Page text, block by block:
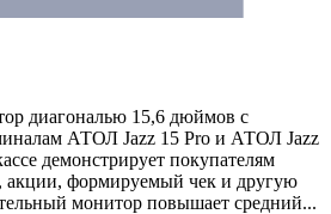
диагональю 15,6 дюймов с
АТОЛ Jazz 15 Pro и АТОЛ Jazz
демонстрирует покупателям
акции, формируемый чек и другую
монитор повышает средний...